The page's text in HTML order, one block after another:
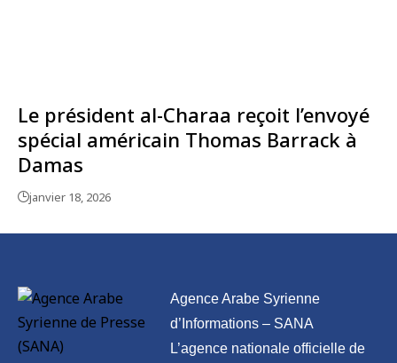
Le président al-Charaa reçoit l’envoyé
spécial américain Thomas Barrack à
Damas
janvier 18, 2026
Agence Arabe Syrienne
d’Informations – SANA
L’agence nationale officielle de